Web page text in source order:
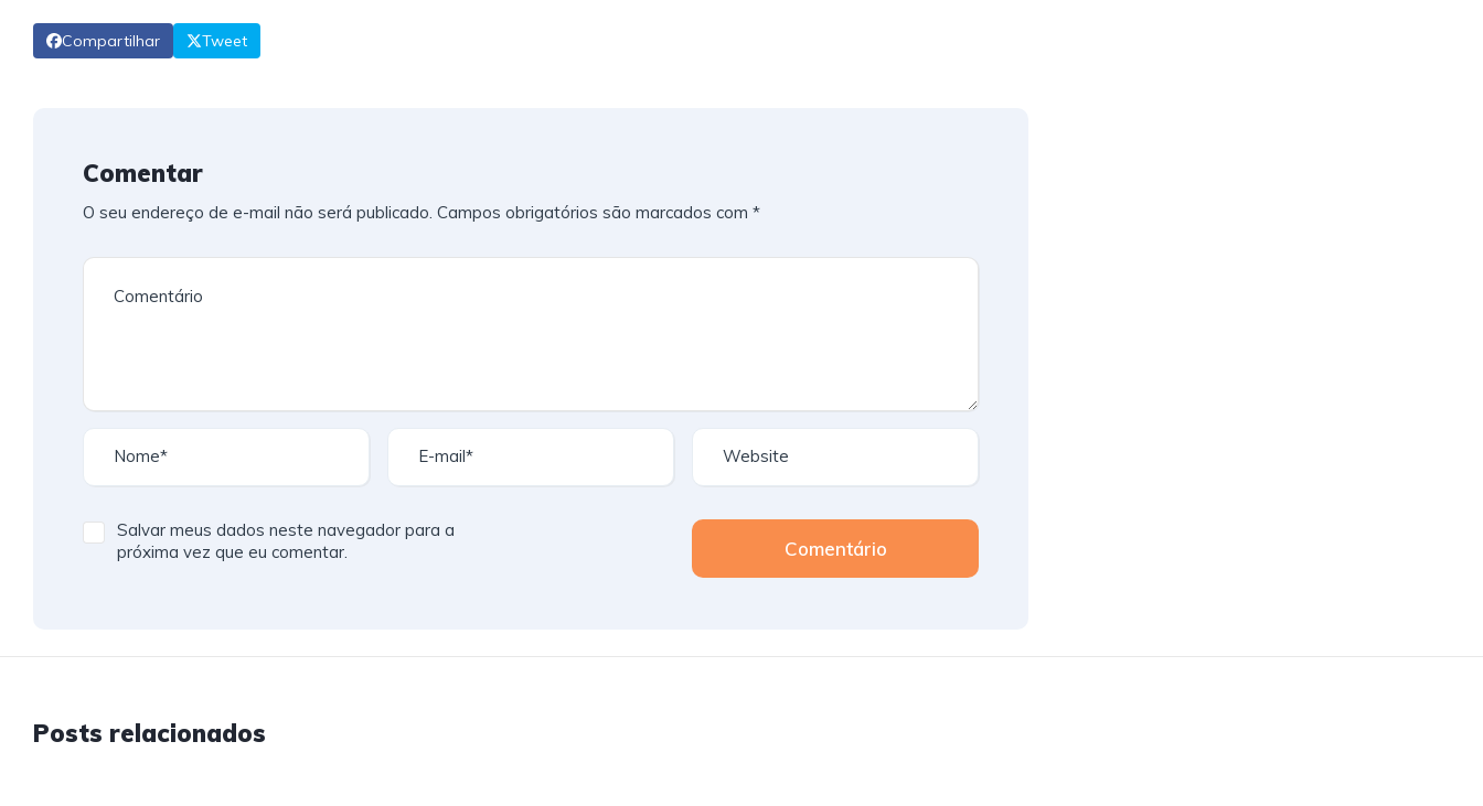
Compartilhar Tweet
Comentar
O seu endereço de e-mail não será publicado. Campos obrigatórios são marcados com *
Salvar meus dados neste navegador para a
próxima vez que eu comentar.
Comentário
Posts relacionados